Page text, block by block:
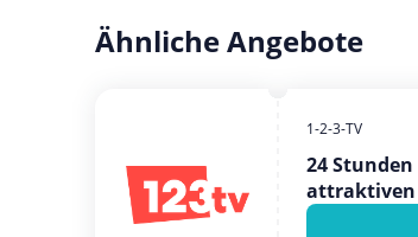
Ähnliche Angebote
1-2-3-TV
24
attraktiven